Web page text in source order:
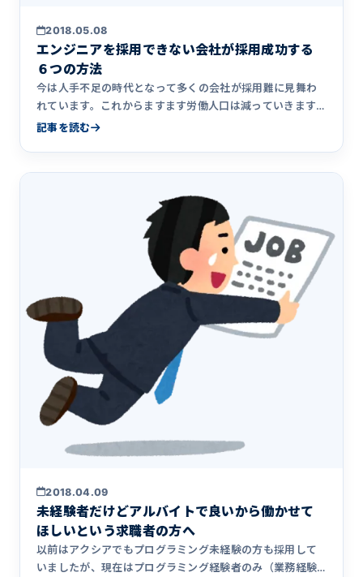
2018.05.08
エンジニアを採用できない会社が採用成功する
６つの方法
今は人手不足の時代となって多くの会社が採用難に見舞わ
れています。これからますます労働人口は減っていきます
ので、この傾向は&hellip;
記事を読む
2018.04.09
未経験者だけどアルバイトで良いから働かせて
ほしいという求職者の方へ
以前はアクシアでもプログラミング未経験の方も採用して
いましたが、現在はプログラミング経験者のみ（業務経験